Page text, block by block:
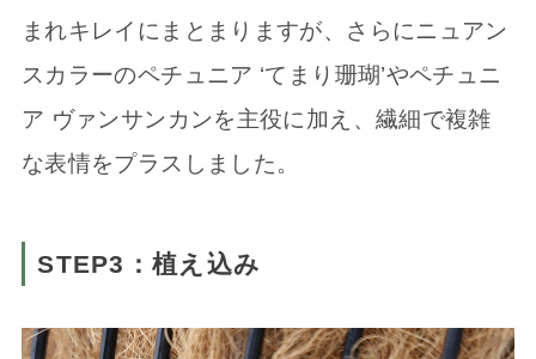
まれキレイにまとまりますが、さらにニュアン
スカラーのペチュニア ‘てまり珊瑚’やペチュニ
ア ヴァンサンカンを主役に加え、繊細で複雑
な表情をプラスしました。
STEP3：植え込み